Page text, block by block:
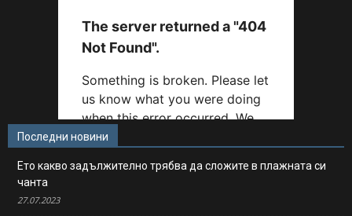
Последни новини
Ето какво задължително трябва да сложите в плажната си
чанта
27.07.2023